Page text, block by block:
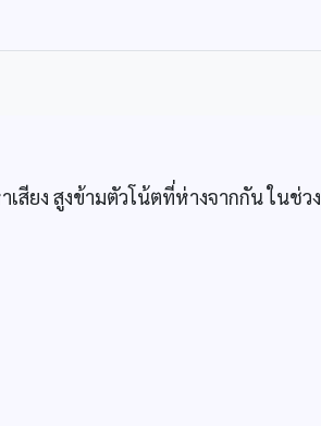
สียง สูงข้ามตัวโน้ตที่ห่างจากกัน ในช่วง